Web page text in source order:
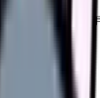
:10 年=1.0、20
減額